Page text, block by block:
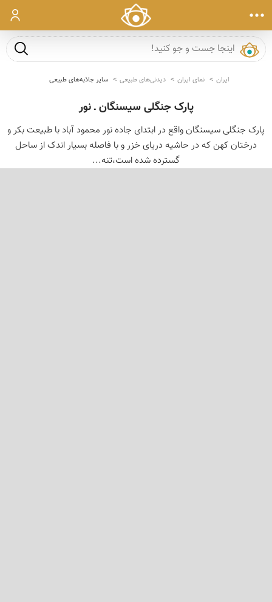
ورود
جست و
ایران نمای ایران دیدنی‌های طبیعی سایر جاذبه‌های طبیعی
پارک جنگلی سیسنگان ـ نور
پارک جنگلی سیسنگان واقع در ابتدای جاده نور محمود آباد با طبیعت بکر و
درختان کهن که در حاشیه دریای خزر و با فاصله بسیار اندک از ساحل
گسترده شده است،تنه...